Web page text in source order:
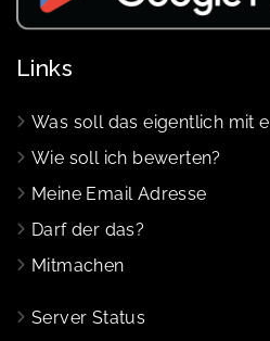
Links
Was soll das eigentlich mit
Wie soll ich bewerten?
Meine Email Adresse
Darf der das?
Mitmachen
Server Status